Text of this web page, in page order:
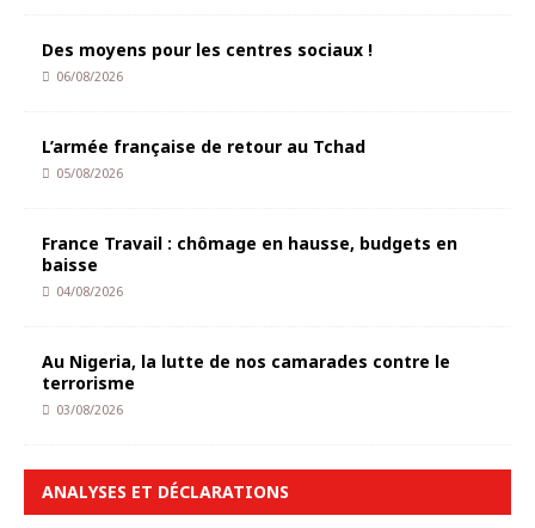
Des moyens pour les centres sociaux !
06/08/2026
L’armée française de retour au Tchad
05/08/2026
France Travail : chômage en hausse, budgets en
baisse
04/08/2026
Au Nigeria, la lutte de nos camarades contre le
terrorisme
03/08/2026
ANALYSES ET DÉCLARATIONS